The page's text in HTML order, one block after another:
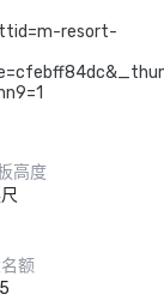
resort-
高度
额